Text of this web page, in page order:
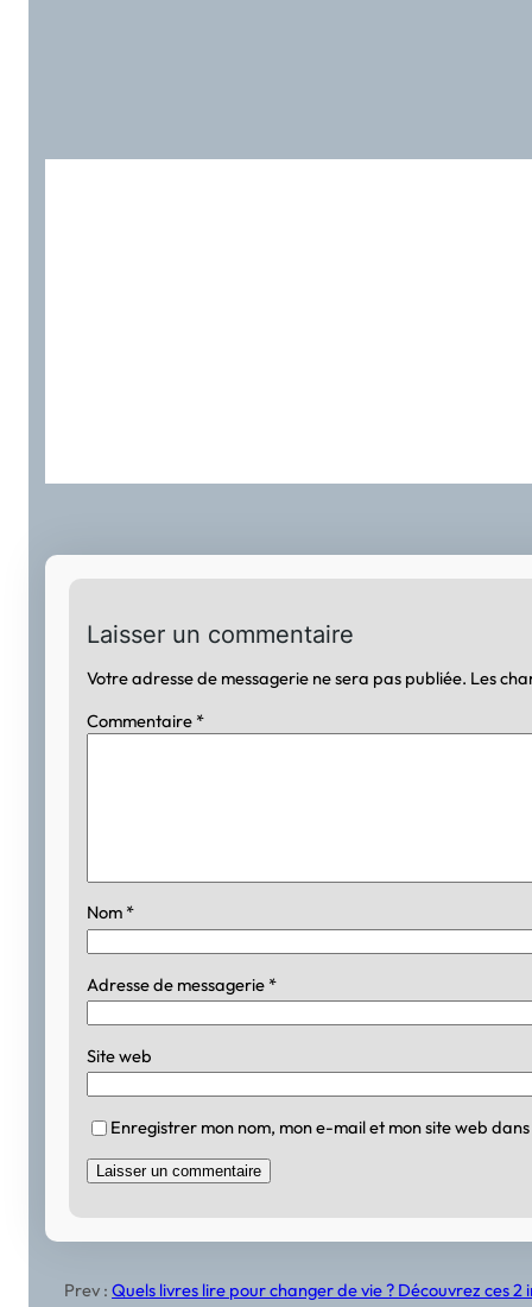
Laisser un commentaire
Votre adresse de messagerie ne sera pas publiée. Les
Commentaire *
Nom *
Adresse de messagerie *
Site web
Enregistrer mon nom, mon e-mail et mon site web
Prev :Quels livres lire pour changer de vie ? Découvrez ces